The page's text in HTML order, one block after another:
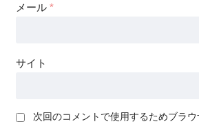
メール *
サイト
次回のコメントで使用するためブラウ